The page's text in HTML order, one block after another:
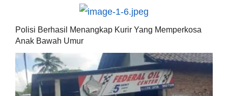
Polisi Berhasil Menangkap Kurir Yang Memperkosa
Anak Bawah Umur